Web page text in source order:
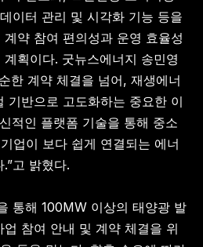
이터 관리 및 시각화 기능 등을
약 참여 편의성과 운영 효율성
획이다. 굿뉴스에너지 송민영
한 계약 체결을 넘어, 재생에너
기반으로 고도화하는 중요한 이
적인 플랫폼 기술을 통해 중소
업이 보다 쉽게 연결되는 에너
고 밝혔다.
통해 100MW 이상의 태양광 발
참여 안내 및 계약 체결을 위